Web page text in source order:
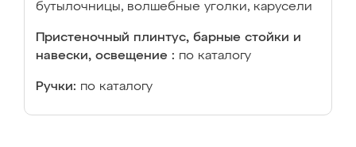
бутылочницы, волшебные уголки, карусели
Пристеночный плинтус, барные стойки и
навески, освещение : по каталогу
Ручки: по каталогу